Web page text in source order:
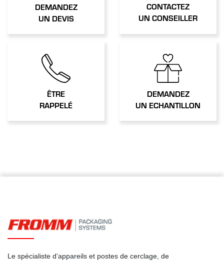
DEMANDEZ
UN DEVIS
CONTACTEZ
UN CONSEILLER
ÊTRE
RAPPELÉ
DEMANDEZ
UN ECHANTILLON
Le spécialiste d’appareils et postes de cerclage, de